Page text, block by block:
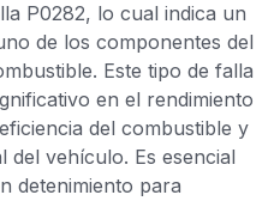
P0282, lo cual indica un
de los componentes del
Este tipo de falla
en el rendimiento
del combustible y
del vehículo. Es esencial
detenimiento para